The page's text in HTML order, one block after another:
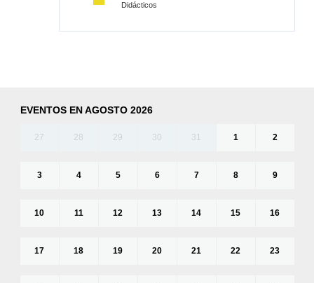
Didácticos
EVENTOS EN AGOSTO 2026
27 28 29 30 31 1 2
3 4 5 6 7 8 9
10 11 12 13 14 15 16
17 18 19 20 21 22 23